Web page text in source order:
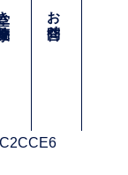
お問合せ
空き家物件一覧